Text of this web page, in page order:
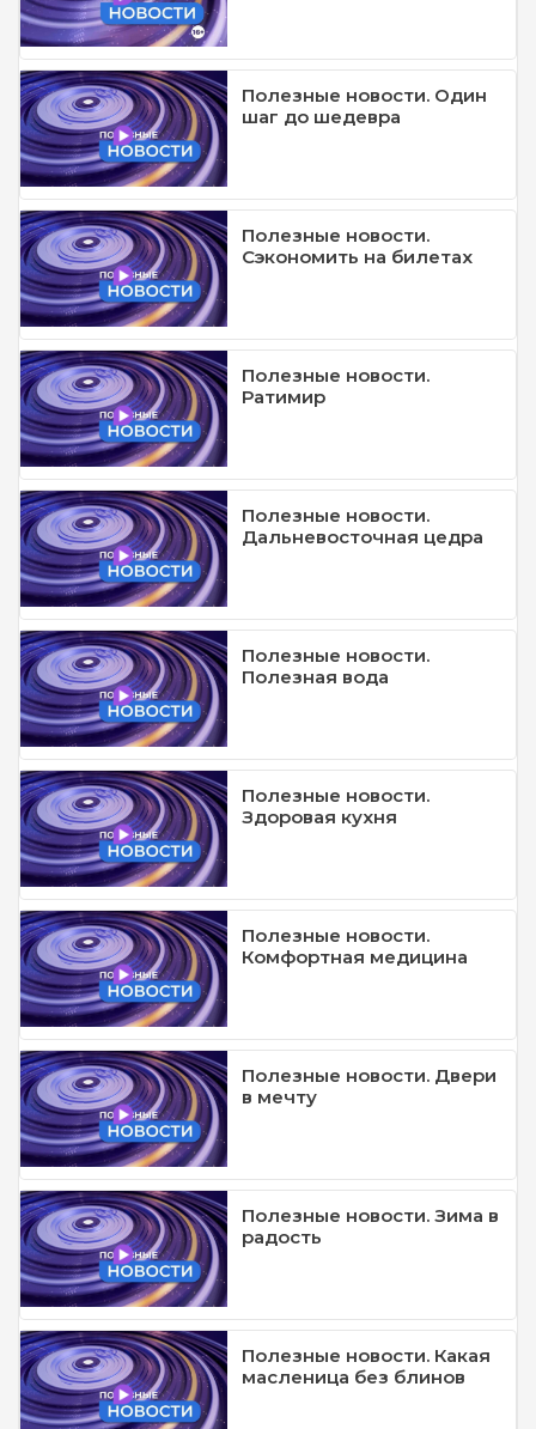
Полезные новости. Один
шаг до шедевра
Полезные новости.
Сэкономить на билетах
Полезные новости.
Ратимир
Полезные новости.
Дальневосточная цедра
Полезные новости.
Полезная вода
Полезные новости.
Здоровая кухня
Полезные новости.
Комфортная медицина
Полезные новости. Двери
в мечту
Полезные новости. Зима в
радость
Полезные новости. Какая
масленица без блинов